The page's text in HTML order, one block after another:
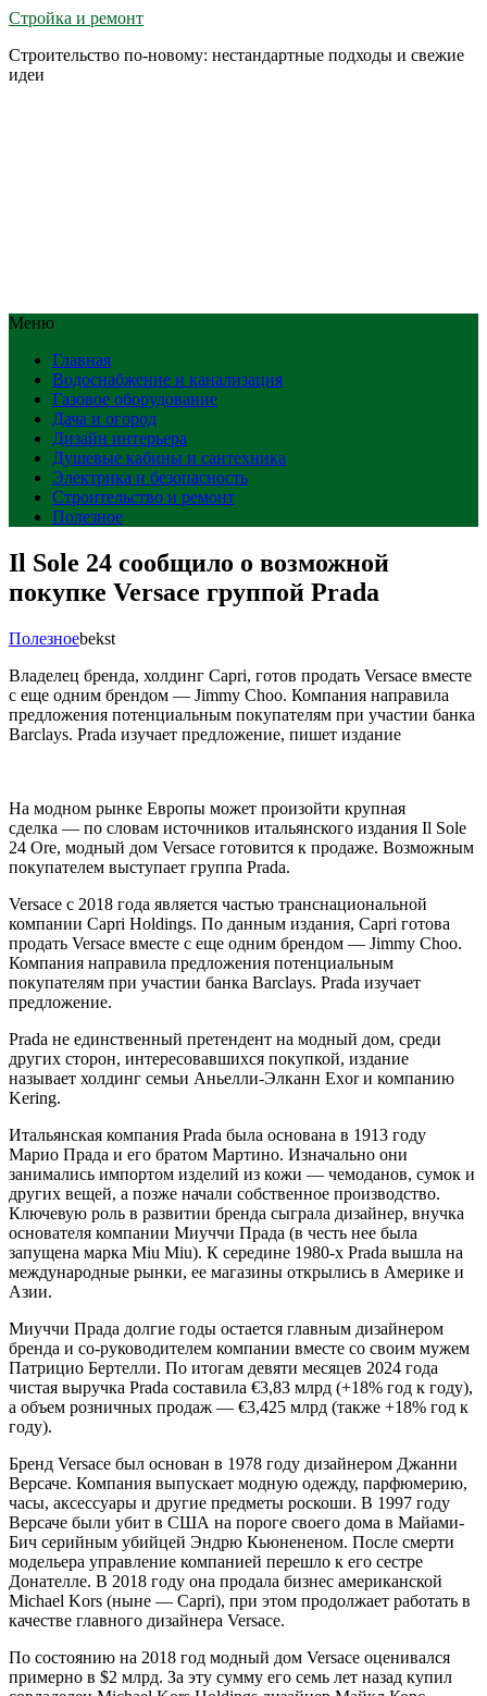
Стройка и ремонт
Строительство по-новому: нестандартные подходы и свежие
идеи
Меню
Главная
Водоснабжение и канализация
Газовое оборудование
Дача и огород
Дизайн интерьера
Душевые кабины и сантехника
Электрика и безопасность
Строительство и ремонт
Полезное
Il Sole 24 сообщило о возможной
покупке Versace группой Prada
Полезноеbekst
Владелец бренда, холдинг Capri, готов продать Versace вместе
с еще одним брендом — Jimmy Choo. Компания направила
предложения потенциальным покупателям при участии банка
Barclays. Prada изучает предложение, пишет издание
На модном рынке Европы может произойти крупная
сделка — по словам источников итальянского издания Il Sole
24 Ore, модный дом Versace готовится к продаже. Возможным
покупателем выступает группа Prada.
Versace с 2018 года является частью транснациональной
компании Capri Holdings. По данным издания, Capri готова
продать Versace вместе с еще одним брендом — Jimmy Choo.
Компания направила предложения потенциальным
покупателям при участии банка Barclays. Prada изучает
предложение.
Prada не единственный претендент на модный дом, среди
других сторон, интересовавшихся покупкой, издание
называет холдинг семьи Аньелли-Элканн Exor и компанию
Kering.
Итальянская компания Prada была основана в 1913 году
Марио Прада и его братом Мартино. Изначально они
занимались импортом изделий из кожи — чемоданов, сумок и
других вещей, а позже начали собственное производство.
Ключевую роль в развитии бренда сыграла дизайнер, внучка
основателя компании Миуччи Прада (в честь нее была
запущена марка Miu Miu). К середине 1980-х Prada вышла на
международные рынки, ее магазины открылись в Америке и
Азии.
Миуччи Прада долгие годы остается главным дизайнером
бренда и со-руководителем компании вместе со своим мужем
Патрицио Бертелли. По итогам девяти месяцев 2024 года
чистая выручка Prada составила €3,83 млрд (+18% год к году),
а объем розничных продаж — €3,425 млрд (также +18% год к
году).
Бренд Versace был основан в 1978 году дизайнером Джанни
Версаче. Компания выпускает модную одежду, парфюмерию,
часы, аксессуары и другие предметы роскоши. В 1997 году
Версаче были убит в США на пороге своего дома в Майами-
Бич серийным убийцей Эндрю Кьюнененом. После смерти
модельера управление компанией перешло к его сестре
Донателле. В 2018 году она продала бизнес американской
Michael Kors (ныне — Capri), при этом продолжает работать в
качестве главного дизайнера Versace.
По состоянию на 2018 год модный дом Versace оценивался
примерно в $2 млрд. За эту сумму его семь лет назад купил